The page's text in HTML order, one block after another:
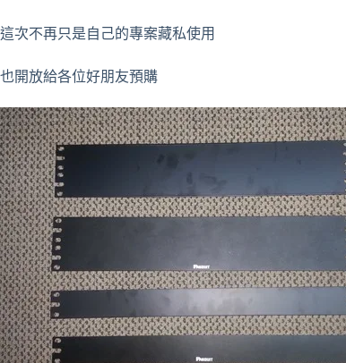
這次不再只是自己的專案藏私使用
也開放給各位好朋友預購